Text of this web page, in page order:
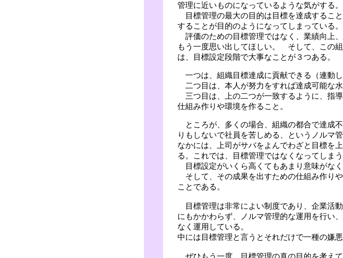
管理に近いものになっているような気がする。
目標管理の最大の目的は目標を達成するこ
することが目的のようになってしまっている。
評価のための目標管理ではなく、業績向上
もう一度思い出してほしい。 そして、この
は、目標設定段階で大事なことが３つある。
一つは、組織目標達成に貢献できる（連動し
二つ目は、本人が努力をすれば達成可能な水
三つ目は、上の二つが一致するように、指
仕組み作りや環境を作ること。
ところが、多くの場合、組織の都合で達成
りもしないで社員を苦しめる、というノルマ
なかには、上司がサバをよんでわざと目標を
る。これでは、目標管理ではなくなってしまう
目標設定がいくら高くてもあまり意味がな
そして、その成果を出すための仕組み作り
ことである。
目標管理は非常によい制度であり、企業活動
にもかかわらず、ノルマ管理的な運用を行い
なく運用している。
中には目標管理と言うとそれだけで一種の嫌
ぜひもう一度、目標管理の真の目的を考えて